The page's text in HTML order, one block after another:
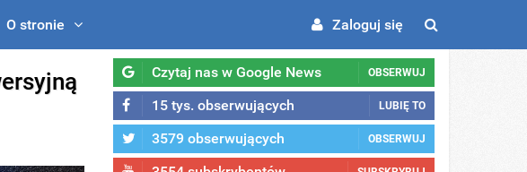
O stronie Zaloguj się
Czytaj nas w Google News OBSERWUJ
15 tys. obserwujących LUBIĘ TO
3579 obserwujących OBSERWUJ